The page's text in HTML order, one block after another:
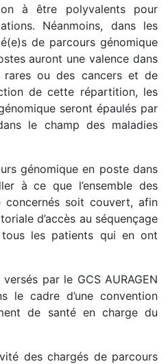
à être polyvalents pour
Néanmoins, dans les
de parcours génomique
auront une valence dans
rares ou des cancers et de
de cette répartition, les
seront épaulés par
le champ des maladies
génomique en poste dans
à ce que l’ensemble des
concernés soit couvert, afin
d’accès au séquençage
les patients qui en ont
par le GCS AURAGEN
le cadre d’une convention
de santé en charge du
des chargés de parcours